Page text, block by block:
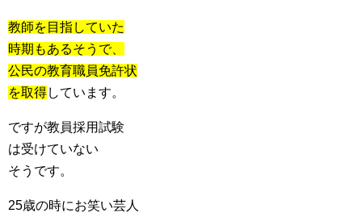
教師を目指していた
時期もあるそうで、
公民の教育職員免許状
を取得しています。
ですが教員採用試験
は受けていない
そうです。
25歳の時にお笑い芸人